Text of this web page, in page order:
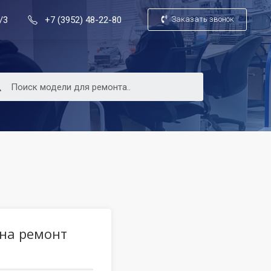
3 +7 (3952) 48-22-80 Заказать звонок
ремонт